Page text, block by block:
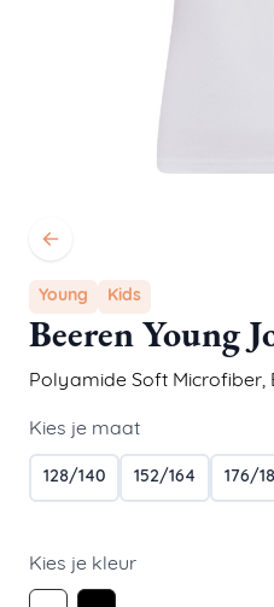
Young Kids
Beeren Young
Polyamide Soft Microfiber,
Kies je maat
128/140 152/164 176/
Kies je kleur